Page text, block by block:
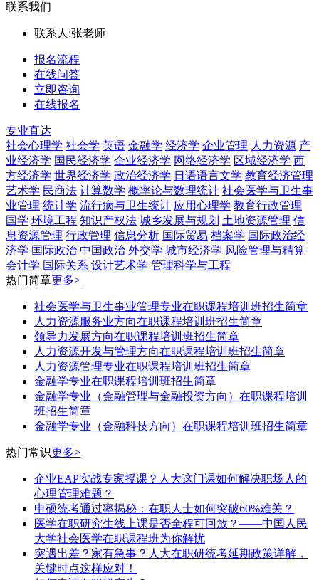
联系我们
联系人:张老师
报名流程
在线问答
立即咨询
在线报名
专业直达
社会心理学 社会学 英语 金融学 经济学 企业管理 人力资源 产
业经济学 国民经济学 企业经济学 网络经济学 区域经济学 西
方经济学 世界经济学 政治经济学 日语语言文学 教育经济管理
艺术学 民商法 计算数学 概率论与数理统计 社会医学与卫生事
业管理 统计学 流行病与卫生统计 应用心理学 教育行政管理
国学 环境工程 知识产权法 城乡发展与规划 土地资源管理 信
息资源管理 行政管理 信息分析 国际贸易 档案学 国际政治经
济学 国际政治 中国政治 外交学 城市经济学 风险管理与精算
会计学 国际关系 设计艺术学 管理科学与工程
热门简章更多>
社会医学与卫生事业管理专业在职课程培训班招生简章
人力资源服务业方向在职课程培训班招生简章
领导力发展方向在职课程培训班招生简章
人力资源开发与管理方向在职课程培训班招生简章
人力资源管理专业在职课程培训班招生简章
金融学专业在职课程培训班招生简章
金融学专业（金融管理与金融投资方向）在职课程培训
班招生简章
​金融学专业（​金融科技方向）在职课程培训班招生简章
热门常识更多>
企业EAP实战专家授课？人大这门课如何解决职场人的
心理管理难题？
申硕统考通过率揭秘：在职人士如何突破60%难关？
医学在职研究生线上课是否全程可回放？——中国人民
大学社会医学在职课程班为你解忧
突遇出差？家有急事？人大在职研统考延期政策详解，
关键时点这样应对！